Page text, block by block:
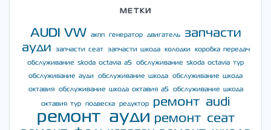
МЕТКИ
AUDI VW акпп генератор двигатель
запчасти
ауди
запчасти сеат запчасти шкода колодки
коробка передач
обслуживание skoda octavia a5
обслуживание skoda octavia тур
обслуживание ауди
обслуживание шкода
обслуживание шкода
октавия
обслуживание шкода октавия а5 обслуживание шкода
октавия тур подвеска редуктор ремонт audi
ремонт ауди ремонт сеат